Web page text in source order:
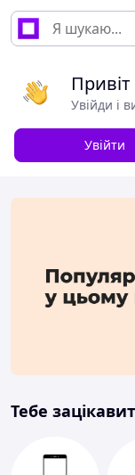
Привіт
Увійди і
Увійти
Тебе